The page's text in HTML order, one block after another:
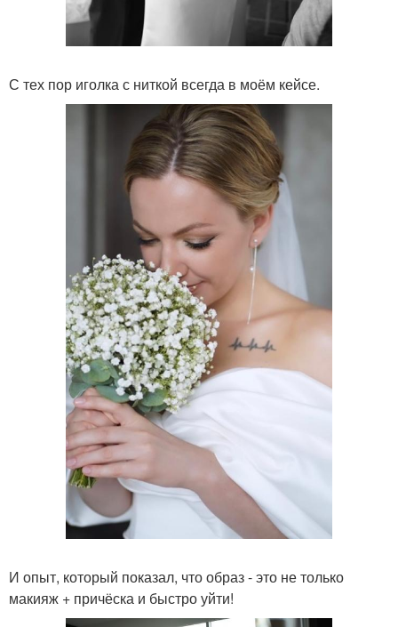
С тех пор иголка с ниткой всегда в моём кейсе.
И опыт, который показал, что образ - это не только
макияж + причёска и быстро уйти!